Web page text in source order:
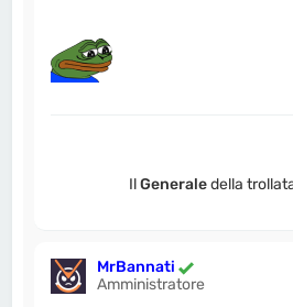
IlGeneraledella
MrBannati
Amministratore